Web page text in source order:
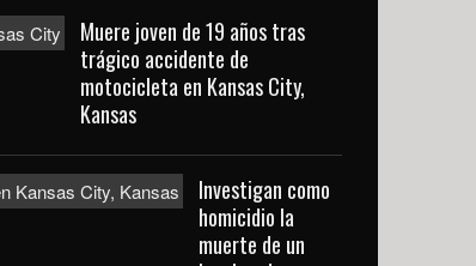
Muere joven de 19 años tras
trágico accidente de
motocicleta en Kansas City,
Kansas
Investigan como
homicidio la
muerte de un